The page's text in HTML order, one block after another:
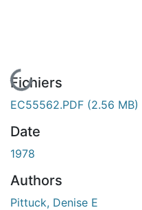
En cours de chargement...
Fichiers
EC55562.PDF (2.56 MB)
Date
1978
Authors
Pittuck, Denise E